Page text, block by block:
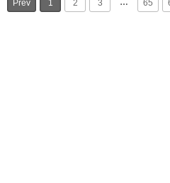
Prev 1 2 3 … 65